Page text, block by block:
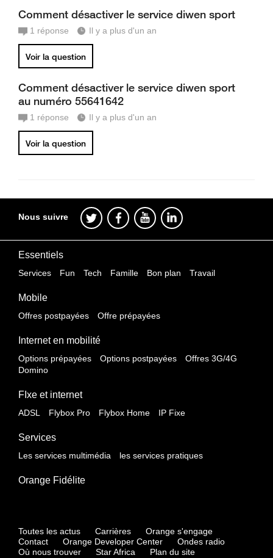
Comment désactiver le service diwen sport
1 réponse Il y a plus d'un an
Voir la question
Comment désactiver le service diwen sport
au numéro 55641642
1 réponse Il y a plus d'un an
Voir la question
Nous suivre
Essentiels
Services Fun Tech Famille Bon plan Travail
Mobile
Offres postpayées Offre prépayées
Internet en mobilité
Options prépayées Options postpayées
Offres 3G/4G
Domino
FIxe et internet
ADSL Flybox Pro Flybox Home IP Fixe
Services
Les services multimédia les services pratiques
Orange Fidélite
Toutes les actus Carrières
Orange s'engage
Contact
Orange Developer Center
Ondes radio
Où nous trouver
Star Africa
Plan du site